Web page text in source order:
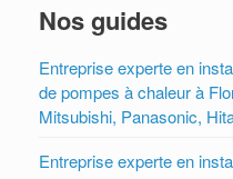
Nos guides
Entreprise experte en
de pompes à chaleur à
Mitsubishi, Panasonic,
Entreprise experte en